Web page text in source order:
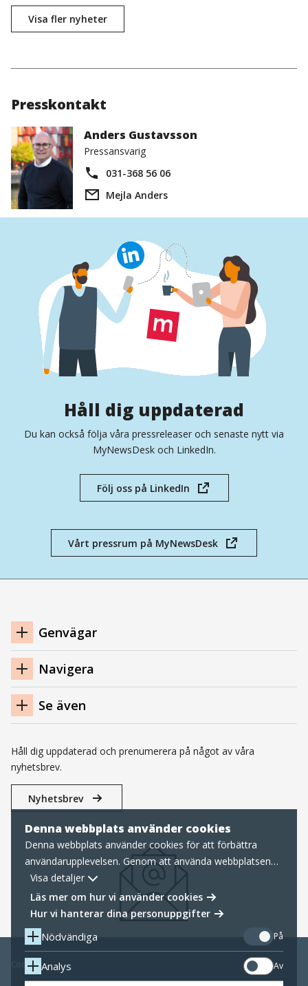
Denna webbplats använder cookies
Denna webbplats använder cookies för att förbättra
användarupplevelsen. Genom att använda webbplatsen
samtycker du till nödvändiga cookies, läs mer nedan om
hur vi hanterar cookies samt personuppgifter.
Visa detaljer
Läs mer om hur vi använder cookies
Hur vi hanterar dina personuppgifter
Nödvändiga På
Analys Av
Visa fler nyheter
Presskontakt
Anders Gustavsson
Pressansvarig
031-368 56 06
Mejla Anders
Håll dig uppdaterad
Du kan också följa våra pressreleaser och senaste nytt via
MyNewsDesk och LinkedIn.
Följ oss på LinkedIn
(öppnas
nytt
fönster)
Vårt pressrum på MyNewsDesk
(öppnas
nytt
Navigation
sidfot
Genvägar
Navigera
Se även
Håll dig uppdaterad och prenumerera på något av våra
nyhetsbrev.
Nyhetsbrev
Cookies